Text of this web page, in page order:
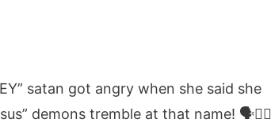
satan got angry when she said she
demons tremble at that name! 🗣️✊🏾